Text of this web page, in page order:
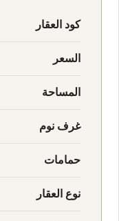
كود العقار
السعر
المساحة
غرف نوم
حمامات
نوع العقار